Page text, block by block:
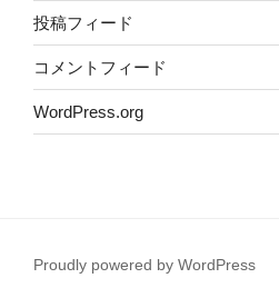
投稿フィード
コメントフィード
WordPress.org
Proudly powered by WordPress